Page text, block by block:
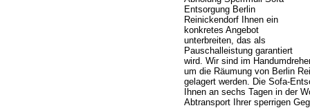
Entsorgung Berlin
Reinickendorf Ihnen ein
konkretes Angebot
unterbreiten, das als
Pauschalleistung garantiert
wird. Wir sind im
um die Räumung von Berlin
gelagert werden. Die Sofa-
Ihnen an sechs Tagen in der
Abtransport Ihrer sperrigen